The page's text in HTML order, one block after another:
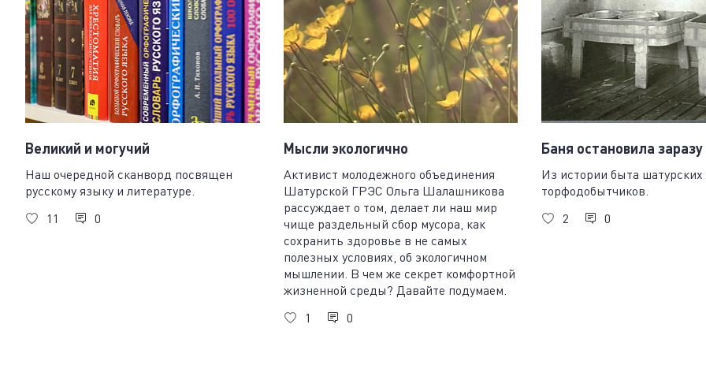
Великий и могучий
Наш очередной сканворд посвящен
русскому языку и литературе.
11
0
Мысли экологично
Активист молодежного объединения
Шатурской ГРЭС Ольга Шалашникова
рассуждает о том, делает ли наш мир
чище раздельный сбор мусора, как
сохранить здоровье в не самых
полезных условиях, об экологичном
мышлении. В чем же секрет комфортной
жизненной среды? Давайте подумаем.
1
0
Баня остановила заразу
Из истории быта шатурских
торфодобытчиков.
2
0